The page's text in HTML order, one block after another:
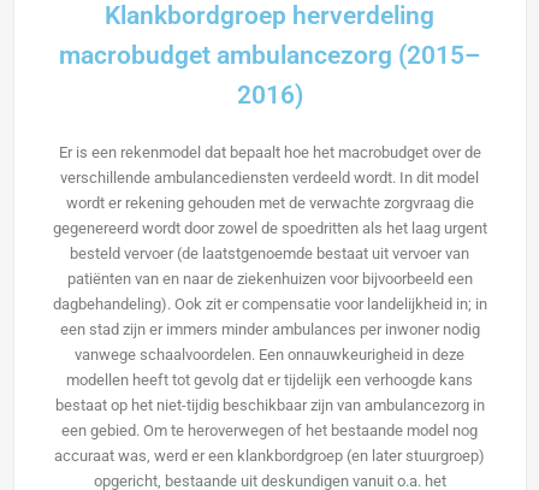
Klankbordgroep herverdeling
macrobudget ambulancezorg (2015–
2016)
Er is een rekenmodel dat bepaalt hoe het macrobudget over de
verschillende ambulancediensten verdeeld wordt. In dit model
wordt er rekening gehouden met de verwachte zorgvraag die
gegenereerd wordt door zowel de spoedritten als het laag urgent
besteld vervoer (de laatstgenoemde bestaat uit vervoer van
patiënten van en naar de ziekenhuizen voor bijvoorbeeld een
dagbehandeling). Ook zit er compensatie voor landelijkheid in; in
een stad zijn er immers minder ambulances per inwoner nodig
vanwege schaalvoordelen. Een onnauwkeurigheid in deze
modellen heeft tot gevolg dat er tijdelijk een verhoogde kans
bestaat op het niet-tijdig beschikbaar zijn van ambulancezorg in
een gebied. Om te heroverwegen of het bestaande model nog
accuraat was, werd er een klankbordgroep (en later stuurgroep)
opgericht, bestaande uit deskundigen vanuit o.a. het